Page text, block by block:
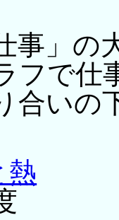
事」の
フで仕
合いの
熱